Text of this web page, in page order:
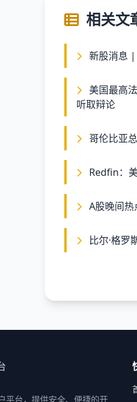
相关文
新股消息 |
听取辩论
哥伦比亚
Redfin：
A股晚间
比尔·格罗
平台，提供安全、便捷的开